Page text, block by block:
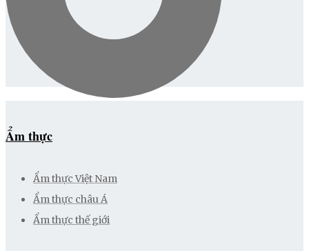
Ẩm thực
Ẩm thực Việt Nam
Ẩm thực châu Á
Ẩm thực thế giới